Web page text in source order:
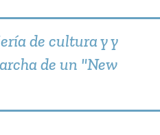
de cultura y y
de un "New